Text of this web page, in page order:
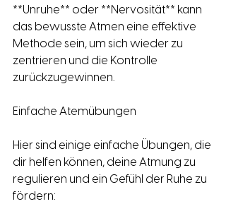
**Unruhe** oder **Nervosität** kann
das bewusste Atmen eine effektive
Methode sein, um sich wieder zu
zentrieren und die Kontrolle
zurückzugewinnen.
Einfache Atemübungen
Hier sind einige einfache Übungen, die
dir helfen können, deine Atmung zu
regulieren und ein Gefühl der Ruhe zu
fördern: